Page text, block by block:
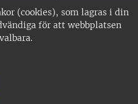
(cookies), som lagras i din
för att webbplatsen
Huvudorter är
SLU är
14001. •
2817 •
av